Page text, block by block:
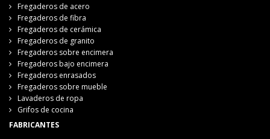
Fregaderos de acero
Fregaderos de fibra
Fregaderos de cerámica
Fregaderos de granito
Fregaderos sobre encimera
Fregaderos bajo encimera
Fregaderos enrasados
Fregaderos sobre mueble
Lavaderos de ropa
Grifos de cocina
FABRICANTES